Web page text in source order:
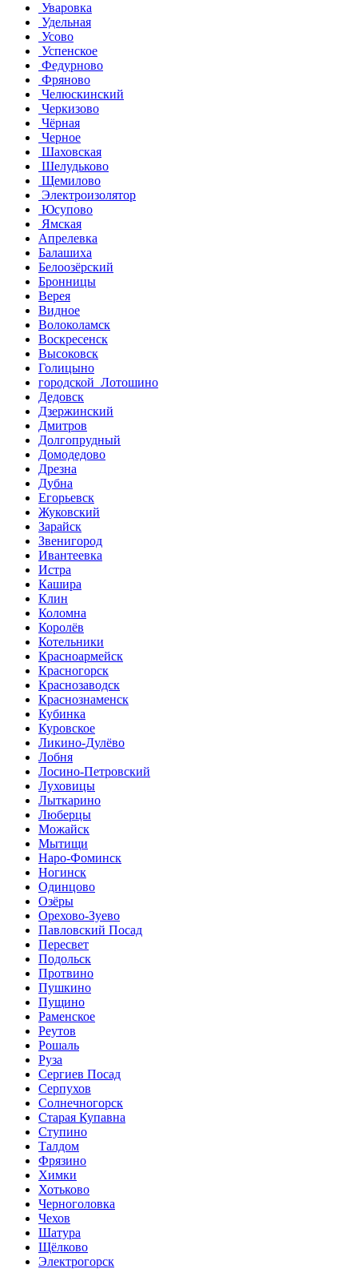
Уваровка
Удельная
Усово
Успенское
Федурново
Фряново
Челюскинский
Черкизово
Чёрная
Черное
Шаховская
Шелудьково
Щемилово
Электроизолятор
Юсупово
Ямская
Апрелевка
Балашиха
Белоозёрский
Бронницы
Верея
Видное
Волоколамск
Воскресенск
Высоковск
Голицыно
городской Лотошино
Дедовск
Дзержинский
Дмитров
Долгопрудный
Домодедово
Дрезна
Дубна
Егорьевск
Жуковский
Зарайск
Звенигород
Ивантеевка
Истра
Кашира
Клин
Коломна
Королёв
Котельники
Красноармейск
Красногорск
Краснозаводск
Краснознаменск
Кубинка
Куровское
Ликино-Дулёво
Лобня
Лосино-Петровский
Луховицы
Лыткарино
Люберцы
Можайск
Мытищи
Наро-Фоминск
Ногинск
Одинцово
Озёры
Орехово-Зуево
Павловский Посад
Пересвет
Подольск
Протвино
Пушкино
Пущино
Раменское
Реутов
Рошаль
Руза
Сергиев Посад
Серпухов
Солнечногорск
Старая Купавна
Ступино
Талдом
Фрязино
Химки
Хотьково
Черноголовка
Чехов
Шатура
Щёлково
Электрогорск